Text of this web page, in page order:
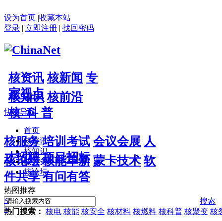
设为首页 |收藏本站
登录 | 立即注册 | 找回密码
核资讯 核新闻 专
家视点
核知识 核前沿
核 科 普
核服务 培训考试 会议会展 人
才招聘 项目招标
核论坛 核能革新 蒙卡技术 软
件共享 有问有答
搜索
热门搜索： 核电 核能 核安全 核材料 核燃料 核科普 核聚变 核
快捷导航
首页
核资讯
核知识
核服务
核论坛
热图推荐
<
>